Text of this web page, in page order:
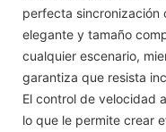
perfecta sincronización
elegante y tamaño
cualquier escenario,
garantiza que resista
El control de velocidad
lo que le permite crear